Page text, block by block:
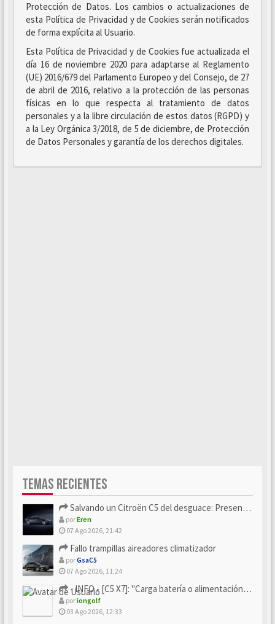
Protección de Datos. Los cambios o actualizaciones de
esta Política de Privacidad y de Cookies serán notificados
de forma explícita al Usuario.
Esta Política de Privacidad y de Cookies fue actualizada el
día 16 de noviembre 2020 para adaptarse al Reglamento
(UE) 2016/679 del Parlamento Europeo y del Consejo, de 27
de abril de 2016, relativo a la protección de las personas
físicas en lo que respecta al tratamiento de datos
personales y a la libre circulación de estos datos (RGPD) y
a la Ley Orgánica 3/2018, de 5 de diciembre, de Protección
de Datos Personales y garantía de los derechos digitales.
TEMAS RECIENTES
Salvando un Citroën C5 del desguace: Presentación y seguimiento
porEren
07 Ago 2026, 21:42
Fallo trampillas aireadores climatizador
porGsaC5
07 Ago 2026, 11:24
- INFO - [C5 X7]: "Carga batería o alimentación eléctri...
poriongolf
03 Ago 2026, 12:33